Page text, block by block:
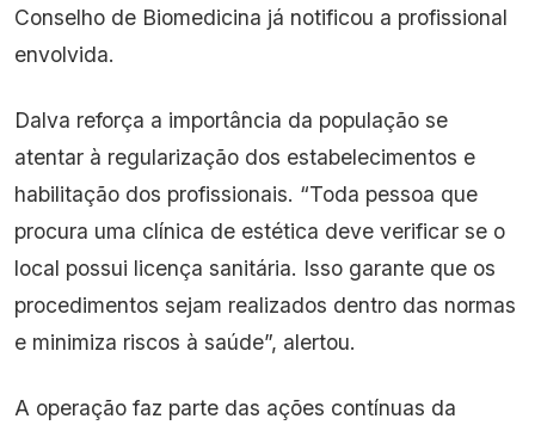
Conselho de Biomedicina já notificou a profissional
envolvida.
Dalva reforça a importância da população se
atentar à regularização dos estabelecimentos e
habilitação dos profissionais. “Toda pessoa que
procura uma clínica de estética deve verificar se o
local possui licença sanitária. Isso garante que os
procedimentos sejam realizados dentro das normas
e minimiza riscos à saúde”, alertou.
A operação faz parte das ações contínuas da